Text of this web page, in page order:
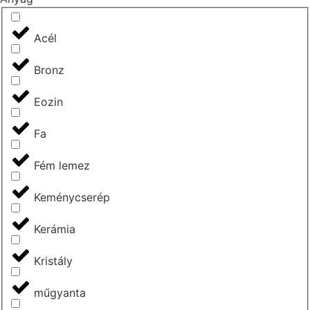
Acél
Bronz
Eozin
Fa
Fém lemez
Keménycserép
Kerámia
Kristály
műgyanta